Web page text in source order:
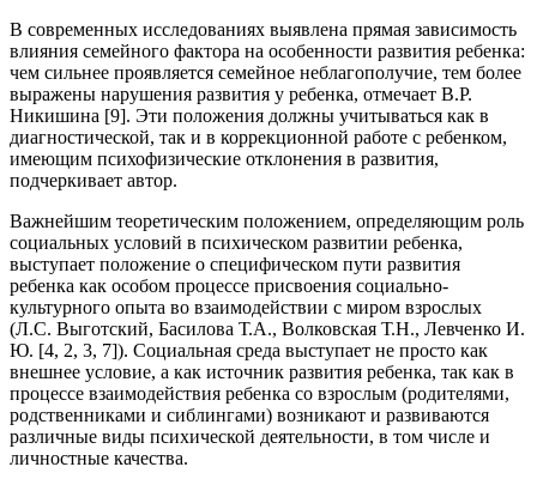
В современных исследованиях выявлена прямая зависимость
влияния семейного фактора на особенности развития ребенка:
чем сильнее проявляется семейное неблагополучие, тем более
выражены нарушения развития у ребенка, отмечает В.Р.
Никишина [9]. Эти положения должны учитываться как в
диагностической, так и в коррекционной работе с ребенком,
имеющим психофизические отклонения в развития,
подчеркивает автор.
Важнейшим теоретическим положением, определяющим роль
социальных условий в психическом развитии ребенка,
выступает положение о специфическом пути развития
ребенка как особом процессе присвоения социально-
культурного опыта во взаимодействии с миром взрослых
(Л.С. Выготский, Басилова Т.А., Волковская Т.Н., Левченко И.
Ю. [4, 2, 3, 7]). Социальная среда выступает не просто как
внешнее условие, а как источник развития ребенка, так как в
процессе взаимодействия ребенка со взрослым (родителями,
родственниками и сиблингами) возникают и развиваются
различные виды психической деятельности, в том числе и
личностные качества.